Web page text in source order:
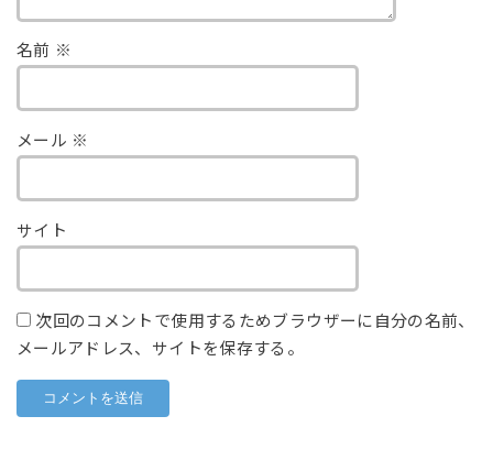
名前 ※
メール ※
サイト
次回のコメントで使用するためブラウザーに自分の名前、
メールアドレス、サイトを保存する。